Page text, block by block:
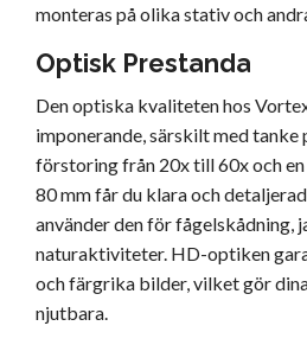
monteras på olika stativ och
Optisk Prestanda
Den optiska kvaliteten hos
imponerande, särskilt med tanke
förstoring från 20x till 60x och
80 mm får du klara och
använder den för fågelskådning,
naturaktiviteter. HD-optiken
och färgrika bilder, vilket gör
njutbara.